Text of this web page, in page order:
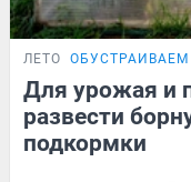
ЛЕТО ОБУСТРАИВАЕМ
Для урожая и
развести
подкормки